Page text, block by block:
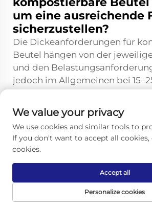
um eine ausreichende
sicherzustellen?
Die Dickeanforderungen für
Beutel hängen von der
und den
jedoch im Allgemeinen bei
Mikrometer für schwere
Gegensatz zu konventionellen
bei denen die Dicke direkt mit
korreliert, profitieren
Zusammensetzungen und
Verarbeitungstechniken. Die
Hersteller zu spezifischen
We value your privacy
We use cookies and similar tools to
If you don't want to accept all cookies,
cookies.
Personalize cookies
Accept all